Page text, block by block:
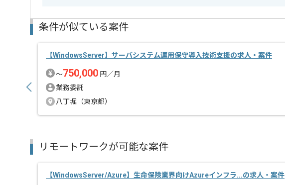
条件が似ている案件
【WindowsServer】サーバシステム運用保守導入技術支援の求人・案件
〜750,000 円／月
業務委託
八丁堀（東京都）
リモートワークが可能な案件
【WindowsServer/Azure】生命保険業界向けAzureインフラ...の求人・案件